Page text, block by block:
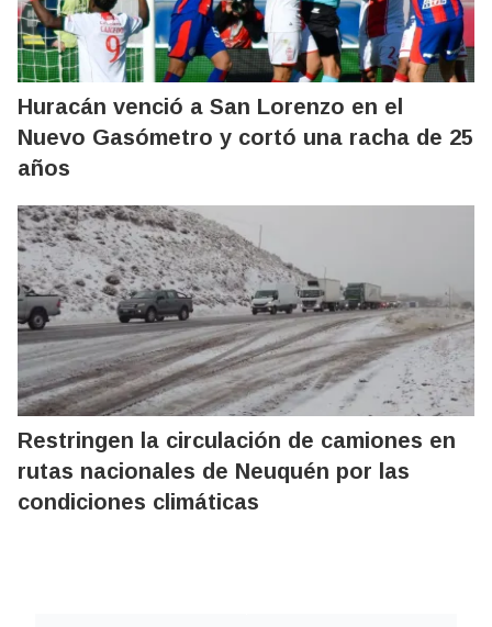
Huracán venció a San Lorenzo en el
Nuevo Gasómetro y cortó una racha de 25
años
Restringen la circulación de camiones en
rutas nacionales de Neuquén por las
condiciones climáticas